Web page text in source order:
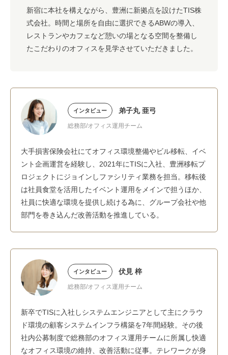
新宿に本社を構えながら、豊洲に新拠点を設けたTIS株
式会社。時間と場所を自由に選択できるABWの導入、
レストランやカフェなど憩いの場となる空間を整備し
たこだわりのオフィスを見学させていただきました。
インタビュー 弟子丸 亜弓
総務部/オフィス運用チーム
大手損害保険会社にてオフィス環境整備やビル移転、イベ
ント企画運営を経験し、2021年にTISに入社、豊洲移転プ
ロジェクトにジョインしファシリティ業務を担当。移転後
は社員食堂を活用したイベント運用をメインで担うほか、
社員に快適な環境を提供し続ける為に、グループ会社や他
部門を巻き込んだ改善活動を推進している。
インタビュー 伏見 梓
総務部/オフィス運用チーム
新卒でTISに入社しシステムエンジニアとして主にクラウ
ド環境の顧客システムインフラ構築を7年間経験。その後
社内公募制度で総務部のオフィス運用チームに所属し快適
なオフィス環境の維持、改善活動に従事。テレワークが身